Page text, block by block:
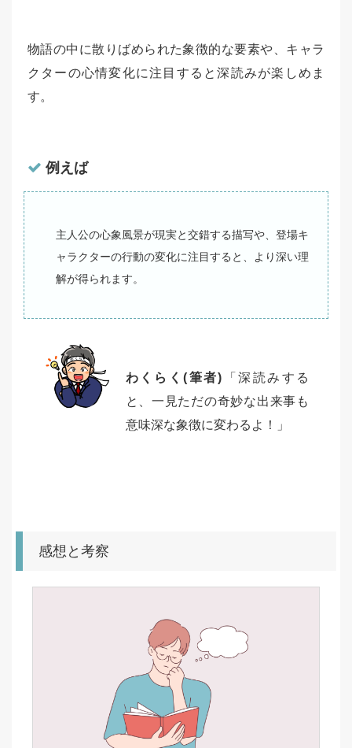
物語の中に散りばめられた象徴的な要素や、キャラ
クターの心情変化に注目すると深読みが楽しめま
す。
例えば
主人公の心象風景が現実と交錯する描写や、登場キ
ャラクターの行動の変化に注目すると、より深い理
解が得られます。
わくらく(筆者) 「深読みする
と、一見ただの奇妙な出来事も
意味深な象徴に変わるよ！」
感想と考察